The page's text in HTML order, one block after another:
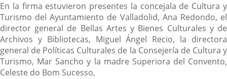
En la firma estuvieron presentes la concejala de Cultura y
Turismo del Ayuntamiento de Valladolid, Ana Redondo, el
director general de Bellas Artes y Bienes Culturales y de
Archivos y Bibliotecas, Miguel Ángel Recio, la directora
general de Políticas Culturales de la Consejería de Cultura y
Turismo, Mar Sancho y la madre Superiora del Convento,
Celeste do Bom Sucesso,